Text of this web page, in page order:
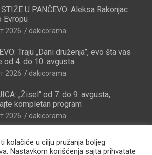
U PANČEVO: Aleksa Rakonjac
Evropu
2026. dakicorama
Traju „Dani druženja”, evo šta vas
od 4. do 10. avgusta
2026. dakicorama
„Žisel“ od 7. do 9. avgusta,
kompletan program
2026. dakicorama
kolačiće u cilju pružanja boljeg
Nastavkom korišćenja sajta prihvatate